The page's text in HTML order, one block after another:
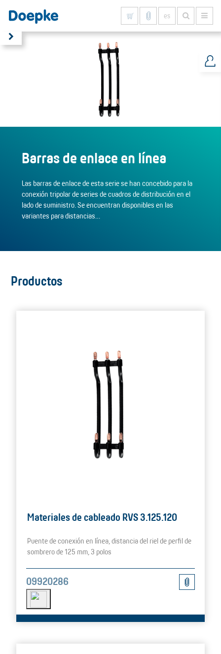
es
Barras de enlace en línea
Las barras de enlace de esta serie se han concebido para la
conexión tripolar de series de cuadros de distribución en el
lado de suministro. Se encuentran disponibles en las
variantes para distancias…
Productos
Materiales de cableado RVS 3.125.120
Puente de conexión en línea, distancia del riel de perfil de
sombrero de 125 mm, 3 polos
09920286